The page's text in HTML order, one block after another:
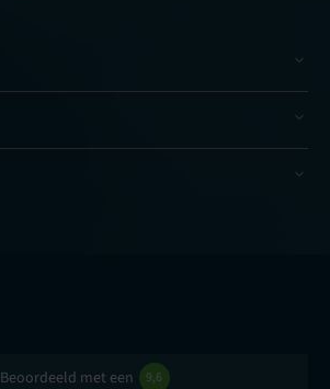
Beoordeeld met een 9,6